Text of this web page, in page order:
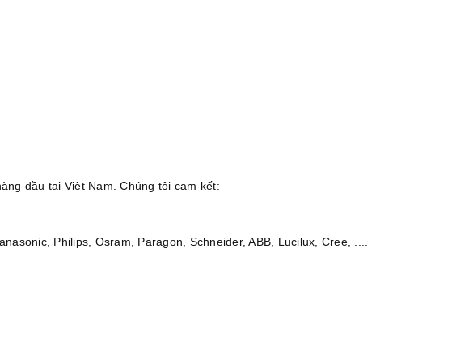
đầu tại Việt Nam. Chúng tôi cam kết:
Philips, Osram, Paragon, Schneider, ABB, Lucilux, Cree, ....